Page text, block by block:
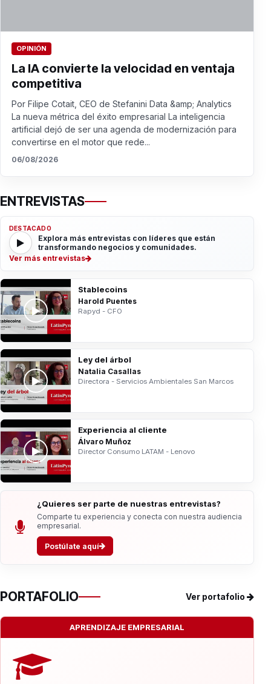
OPINIÓN
La IA convierte la velocidad en ventaja
competitiva
Por Filipe Cotait, CEO de Stefanini Data &amp; Analytics
La nueva métrica del éxito empresarial La inteligencia
artificial dejó de ser una agenda de modernización para
convertirse en el motor que rede...
06/08/2026
ENTREVISTAS
DESTACADO
Explora más entrevistas con líderes que están
transformando negocios y comunidades.
Ver más entrevistas
Stablecoins
Harold Puentes
Rapyd - CFO
Ley del árbol
Natalia Casallas
Directora - Servicios Ambientales San Marcos
Experiencia al cliente
Álvaro Muñoz
Director Consumo LATAM - Lenovo
¿Quieres ser parte de nuestras entrevistas?
Comparte tu experiencia y conecta con nuestra audiencia
empresarial.
Postúlate aquí
PORTAFOLIO Ver portafolio
APRENDIZAJE EMPRESARIAL